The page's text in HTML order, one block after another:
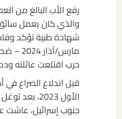
والذي كان يعمل
مارس/
حرب اقتلعت عائلته
قبل اندلاع الصراع في
الأول 2023،
جنوب إسرائيل، عاشت